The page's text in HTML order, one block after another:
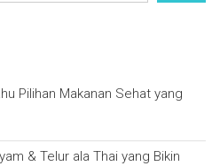
Pilihan Makanan Sehat yang
& Telur ala Thai yang Bikin